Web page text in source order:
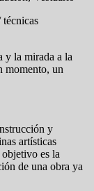
y la mirada a la
momento, un
y
artísticas
es la
de una obra ya